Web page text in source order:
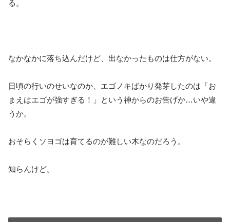
る。
なかなかに落ち込んだけど、出なかったものは仕方がない。
日頃の行いのせいなのか、エゴノキばかり発芽したのは「お
まえはエゴが強すぎる！」という神からのお告げか…いや違
うか。
おそらくソヨゴは育てるのが難しい木なのだろう。
知らんけど。